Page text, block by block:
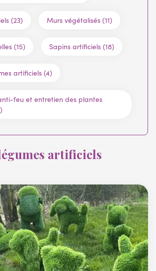
(23) Murs végétalisés (11)
(15) Sapins artificiels (18)
artificiels (4)
feu et entretien des plantes
artificiels